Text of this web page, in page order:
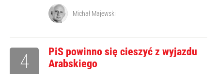
Michał Majewski
PiS powinno się cieszyć z wyjazdu
Arabskiego
4